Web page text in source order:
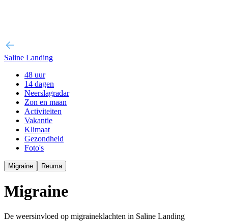
Saline Landing
48 uur
14 dagen
Neerslagradar
Zon en maan
Activiteiten
Vakantie
Klimaat
Gezondheid
Foto's
Migraine Reuma
Migraine
De weersinvloed op migraineklachten in Saline Landing